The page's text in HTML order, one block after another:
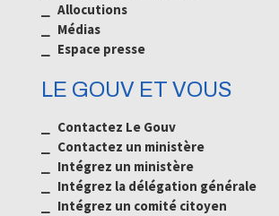
⎯ Allocutions
⎯ Médias
Espace presse
LE GOUV ET VOUS
⎯ Contactez Le Gouv
⎯ Contactez un ministère
⎯ Intégrez un ministère
⎯ Intégrez la délégation générale
⎯ Intégrez un comité citoyen